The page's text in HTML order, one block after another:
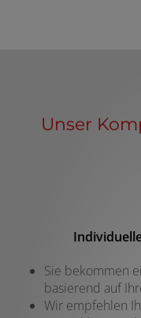
Unser
Sie bekommen
basierend auf
Wir empfehlen